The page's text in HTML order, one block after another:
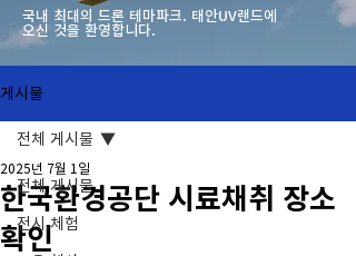
국내 최대의 드론 테마파크. ​태안UV랜드에
오신 것을 환영합니다.
게시물
전체 게시물
전시.체험
전체 게시물
한국환경공단 시료채취 장소
확인
2025년 7월 1일